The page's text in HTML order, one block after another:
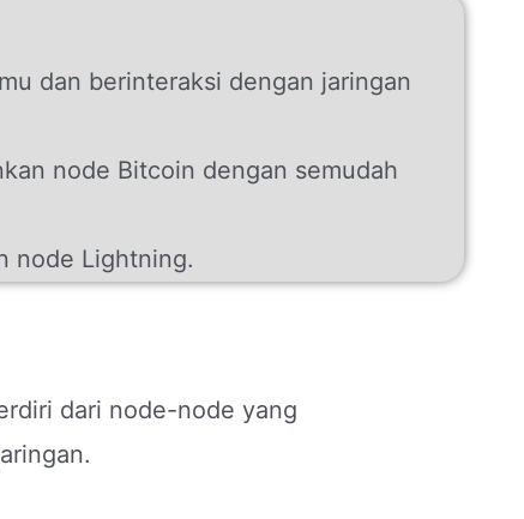
dan berinteraksi dengan jaringan
node Bitcoin dengan semudah
node Lightning.
dari node-node yang